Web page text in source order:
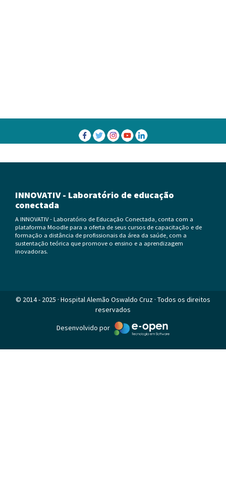
INNOVATIV - Laboratório de educação
conectada
A INNOVATIV - Laboratório de Educação Conectada, conta com a
plataforma Moodle para a oferta de seus cursos de capacitação e de
formação a distância de profissionais da área da saúde, com a
sustentação teórica que promove o ensino e a aprendizagem
inovadoras.
© 2014 - 2025 · Hospital Alemão Oswaldo Cruz · Todos os direitos
reservados
Desenvolvido por